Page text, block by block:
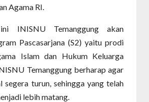
Agama RI.
INISNU Temanggung akan
Pascasarjana (S2) yaitu prodi
Islam dan Hukum Keluarga
Temanggung berharap agar
segera turun, sehingga yang telah
lebih matang.